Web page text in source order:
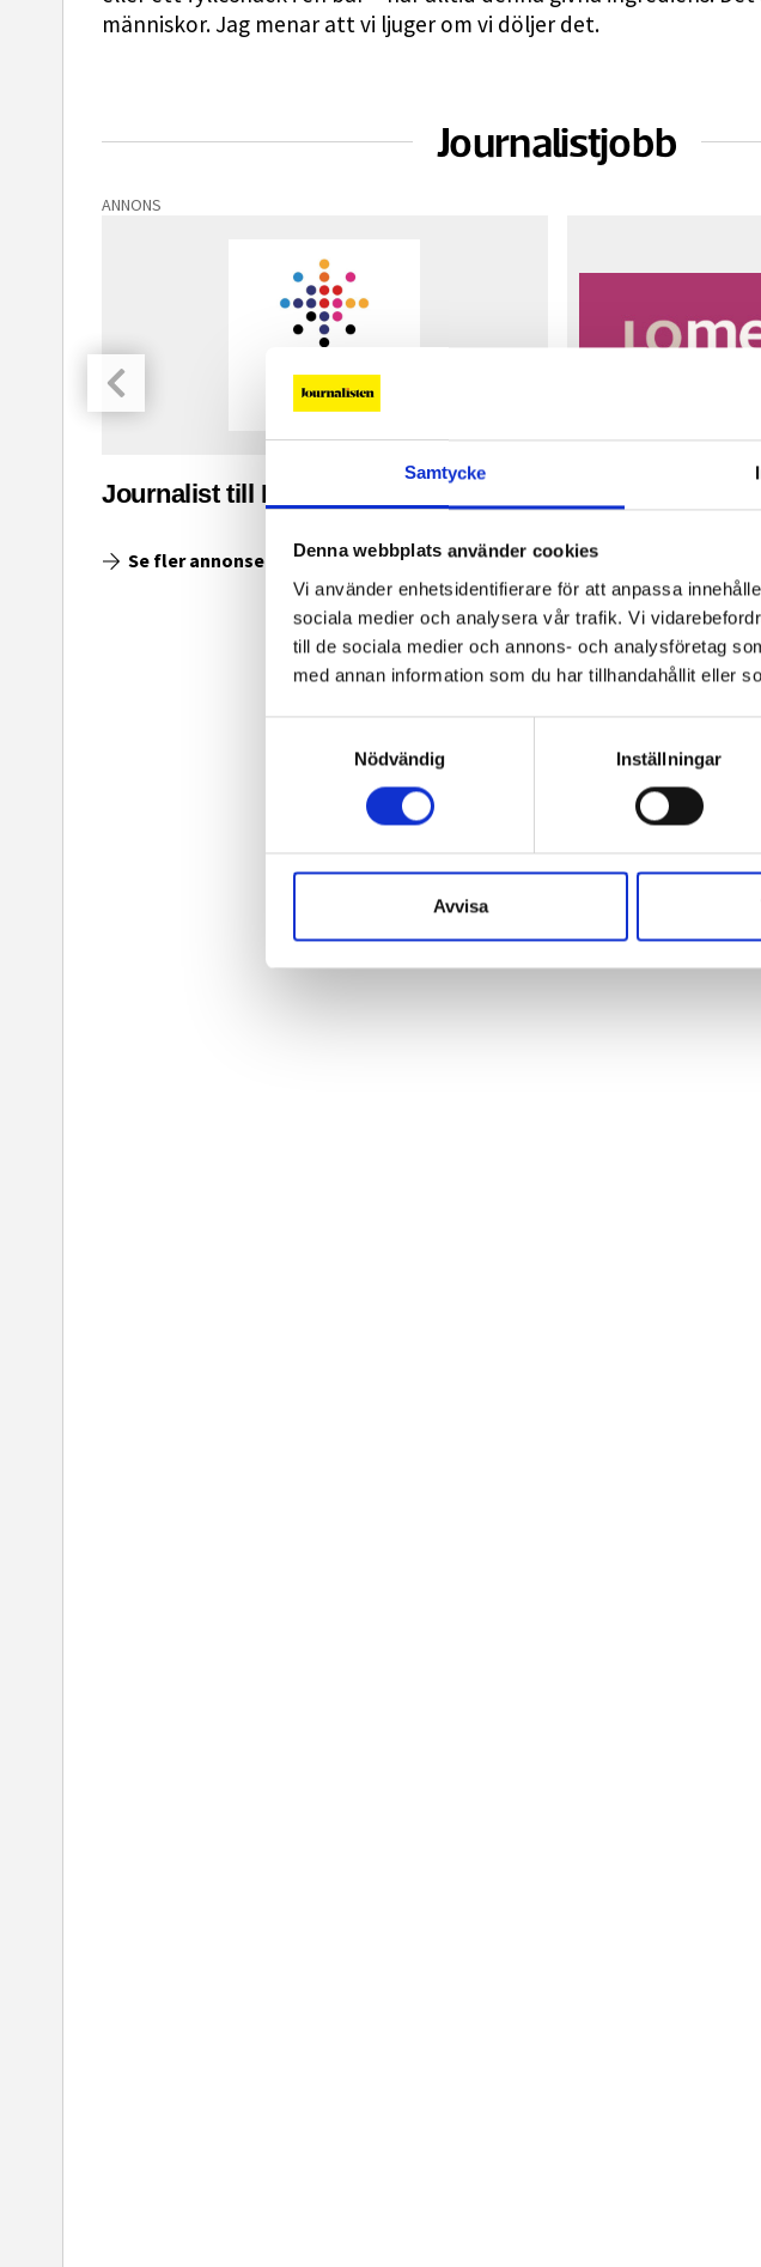
Samtycke
Denna webbplats använder cookies
Vi använder enhetsidentifierare för att anpassa
sociala medier och analysera vår trafik. Vi
till de sociala medier och annons- och analysföretag
med annan information som du har tillhandahållit eller
Nödvändig
Inställningar
Avvisa
människor. Jag menar att vi ljuger om vi döljer det.
Journalistjobb
ANNONS
Journalist till Ingenjoren.se
Se fler annonser